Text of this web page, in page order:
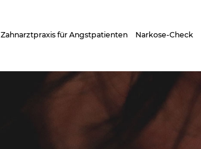
Zahnarztpraxis für Angstpatienten Narkose-Check